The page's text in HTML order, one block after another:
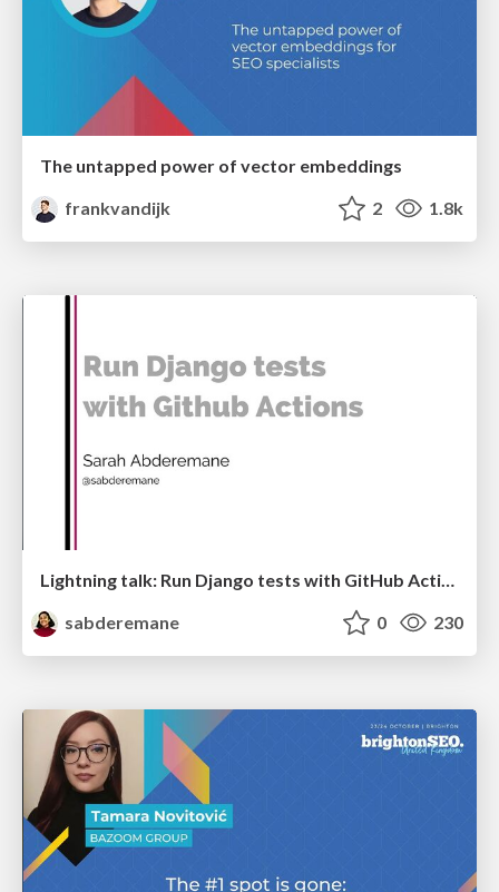
The untapped power of vector embeddings
frankvandijk
2 1.8k
Lightning talk: Run Django tests with GitHub Actions
sabderemane
0 230